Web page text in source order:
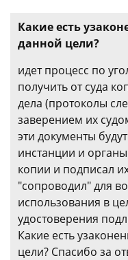
Какие есть
данной цели?
идет процесс по
получить от суда
дела (протоколы
заверением их
эти документы
инстанции и
копии и подписал
"сопроводил" для
использования в
удостоверения
Какие есть
цели? Спасибо за